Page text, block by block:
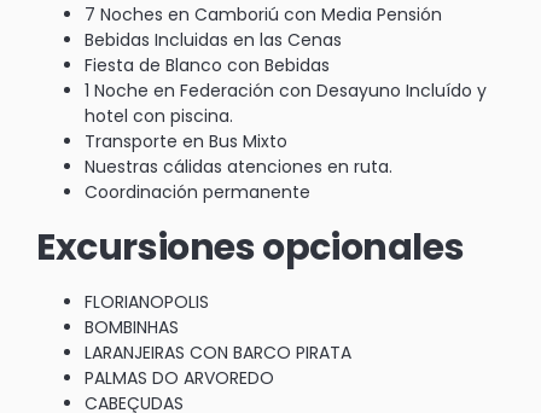
7 Noches en Camboriú con Media Pensión
Bebidas Incluidas en las Cenas
Fiesta de Blanco con Bebidas
1 Noche en Federación con Desayuno Incluído y
hotel con piscina.
Transporte en Bus Mixto
Nuestras cálidas atenciones en ruta.
Coordinación permanente
Excursiones opcionales
FLORIANOPOLIS
BOMBINHAS
LARANJEIRAS CON BARCO PIRATA
PALMAS DO ARVOREDO
CABEÇUDAS